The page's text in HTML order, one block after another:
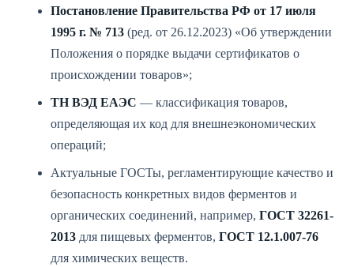
Постановление Правительства РФ от 17 июля
1995 г. № 713 (ред. от 26.12.2023) «Об утверждении
Положения о порядке выдачи сертификатов о
происхождении товаров»;
ТН ВЭД ЕАЭС — классификация товаров,
определяющая их код для внешнеэкономических
операций;
Актуальные ГОСТы, регламентирующие качество и
безопасность конкретных видов ферментов и
органических соединений, например, ГОСТ 32261-
2013 для пищевых ферментов, ГОСТ 12.1.007-76
для химических веществ.